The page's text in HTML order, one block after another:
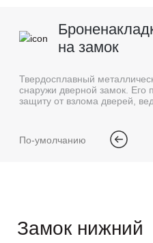
на замок
Твердосплавный
снаружи дверной замок. Его
защиту от взлома дверей,
По-умолчанию
Замок нижний